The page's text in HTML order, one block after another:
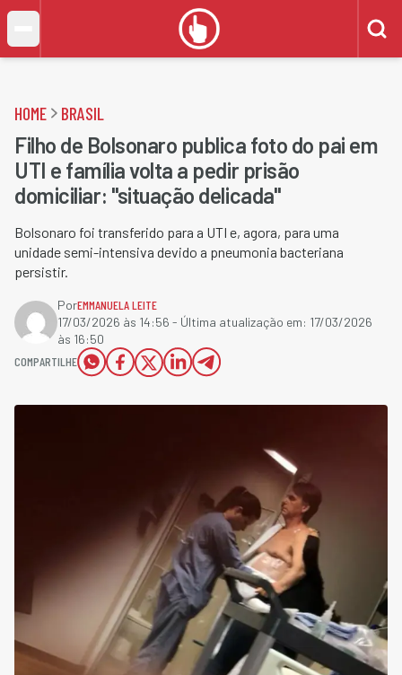
HOME BRASIL
Filho de Bolsonaro publica foto do pai em
UTI e família volta a pedir prisão
domiciliar: "situação delicada"
Bolsonaro foi transferido para a UTI e, agora, para uma
unidade semi-intensiva devido a pneumonia bacteriana
persistir.
PorEMMANUELA LEITE
17/03/2026 às 14:56 - Última atualização em: 17/03/2026
às 16:50
COMPARTILHE